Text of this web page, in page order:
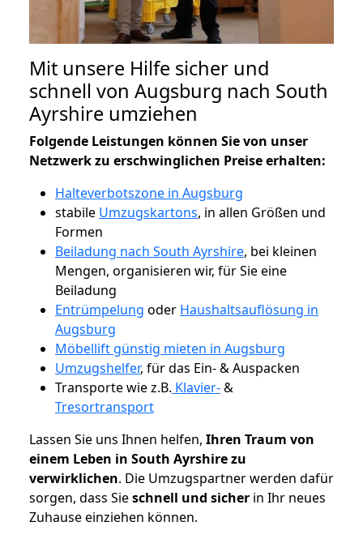
Mit unsere Hilfe sicher und
schnell von Augsburg nach South
Ayrshire umziehen
Folgende Leistungen können Sie von unser
Netzwerk zu erschwinglichen Preise erhalten:
Halteverbotszone in Augsburg
stabile Umzugskartons, in allen Größen und
Formen
Beiladung nach South Ayrshire, bei kleinen
Mengen, organisieren wir, für Sie eine
Beiladung
Entrümpelung oder Haushaltsauflösung in
Augsburg
Möbellift günstig mieten in Augsburg
Umzugshelfer, für das Ein- & Auspacken
Transporte wie z.B. Klavier-&
Tresortransport
Lassen Sie uns Ihnen helfen, Ihren Traum von
einem Leben in South Ayrshire zu
verwirklichen. Die Umzugspartner werden dafür
sorgen, dass Sieschnell und sicher in Ihr neues
Zuhause einziehen können.